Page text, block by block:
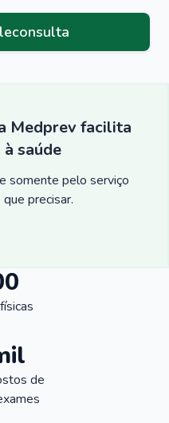
Medprev facilita
saúde
somente pelo serviço
precisar.
de